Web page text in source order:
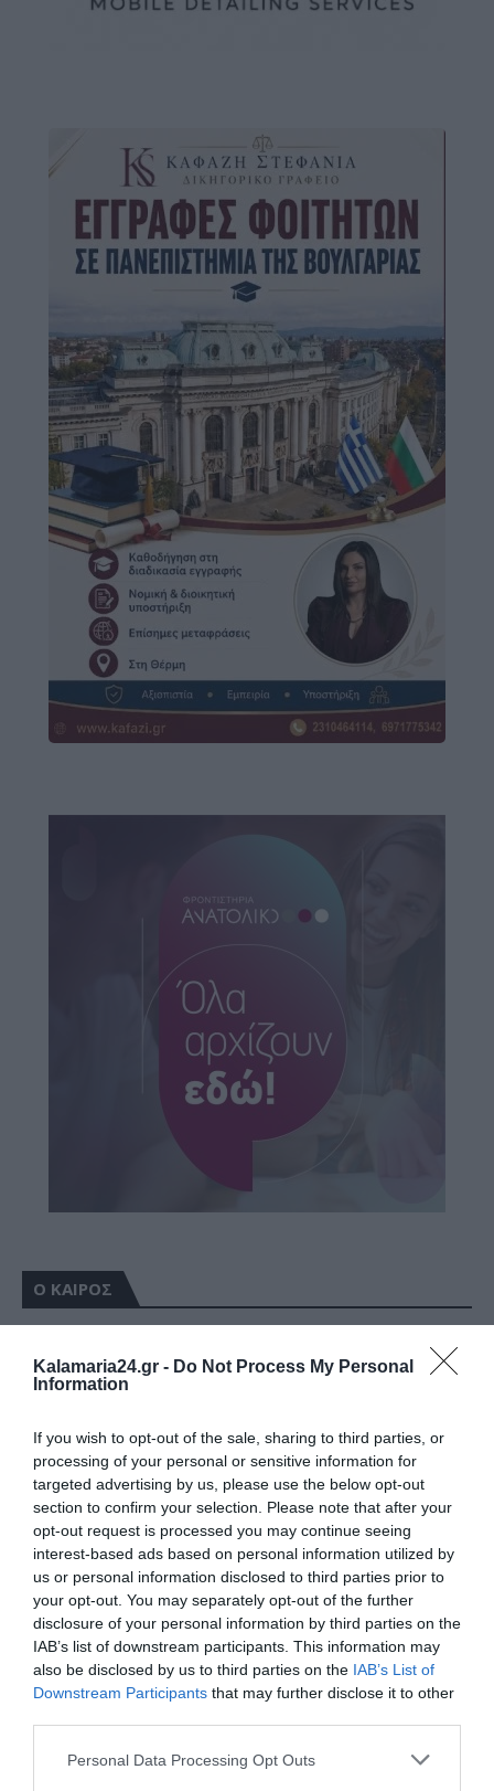
Kalamaria24.gr - Do Not Process My Personal
Information
If you wish to opt-out of the sale, sharing to third parties, or
processing of your personal or sensitive information for
targeted advertising by us, please use the below opt-out
section to confirm your selection. Please note that after your
opt-out request is processed you may continue seeing
interest-based ads based on personal information utilized by
us or personal information disclosed to third parties prior to
your opt-out. You may separately opt-out of the further
disclosure of your personal information by third parties on the
IAB’s list of downstream participants. This information may
also be disclosed by us to third parties on the IAB’s List of
Downstream Participants that may further disclose it to other
Personal Data Processing Opt Outs
Ο ΚΑΙΡΟΣ
Θεσσαλονίκη
Κυριακή, 09
Σάββατο
+37°+25°
Δευτέρα
+34°+25°
Τρίτη
+36°+26°
Τετάρτη
+38° +26°
Πέμπτη
+34° +26°
Παρασκευή+31°+24°
Πρόγνωση για 7 μέρες